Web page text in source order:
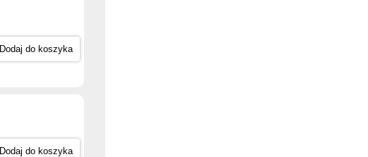
Dodaj do koszyka
Dodaj do koszyka